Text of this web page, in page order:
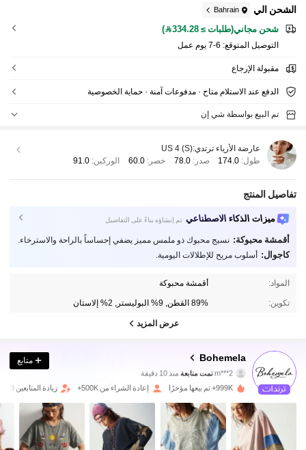
الشحن الي Bahrain
شحن مجاني(طلبات ≥ 334.28)
التوصيل المتوقع: 6-7 يوم عمل
مقبولة الإرجاع
الدفع عند الاستلام متاح · مدفوعات آمنة · حماية الخصوصية
تم البيع بواسطة شي إن
عارضة الأزياء ترتدي:US 4 (S)
طول: 174.0 صدر:78.0 خصر: 60.0 الوركين: 91.0
تفاصيل المنتج
ميزات الذكاء الاصطناعي تم إنشاؤه بناءً على التفاصيل
أقمشة محبوكة: نسيج محبوك ذو ملمس مميز يضفي إحساساً بالراحة والاسترخاء.
كاجوال: أسلوب مريح للإطلالات اليومية.
المواد: أقمشة محبوكة
تكوين: 89% القطن, 9% البوليستر, 2% إلاستان
عرض المزيد
Bohemela
m***2تمت متابعة
منذ 10 دقيقة
4.83
1.3M متابعون
4.83 1.3M متابعون
متابع
999K+ تم بيعها مؤخرًا إعادة الشراء من 500K+ زيادة المتابعين 13%